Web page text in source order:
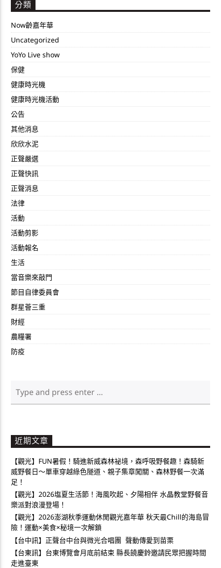
分類
Now齡嘉年華
Uncategorized
YoYo Live show
保健
健康時光機
健康時光機活動
公告
其他消息
欣欣水泥
正聲嚴選
正聲快訊
正聲消息
法律
活動
活動剪影
活動報名
生活
當音樂來敲門
節目自律委員會
群星薈三重
財經
農糧署
防疫
近期文章
【觀光】FUN暑假！騎進新威森林祕境，森呼吸野餐趣！森騎新
威野餐日～單車穿越綠色隧道、親子集章闖關、森林野餐一次滿
足！
【觀光】2026塩夏生活節！海風吹起、夕陽相伴 水晶教堂野餐音
樂派對浪漫登場！
【觀光】2026澎湖秋季運動休閒觀光嘉年華 秋天最Chill的海島冒
險！運動×美食×秘境一次解鎖
【台中訊】正聲台中台與微光合唱團 聲動傳愛到苗栗
【台東訊】台東博覽會月底前結束 縣長饒慶鈴邀請民眾把握時間
走進臺東